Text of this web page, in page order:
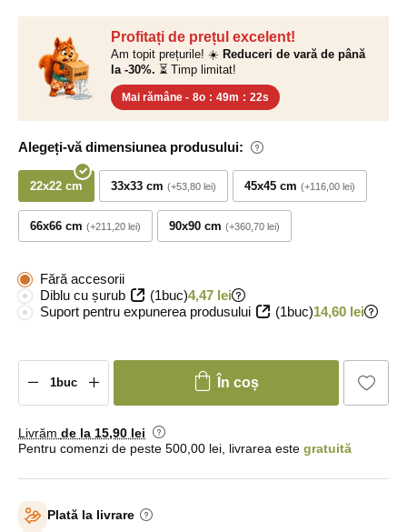
Profitați de prețul excelent!
Am topit prețurile! ☀️ Reduceri de vară de până
la -30%. ⏳ Timp limitat!
Mai rămâne - 8o : 49m : 21s
Alegeți-vă dimensiunea produsului:
22x22 cm 33x33 cm +53,80 lei 45x45 cm +116,00 lei
66x66 cm +211,20 lei 90x90 cm +360,70 lei
Fără accesorii
Diblu cu șurub
(1buc)4,47 lei
Suport pentru expunerea produsului
(1buc)14,60 lei
În coș
Livrăm de la 15,90 lei
Pentru comenzi de peste 500,00 lei, livrarea este gratuită
Plată la livrare